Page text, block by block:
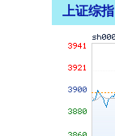
上证综指